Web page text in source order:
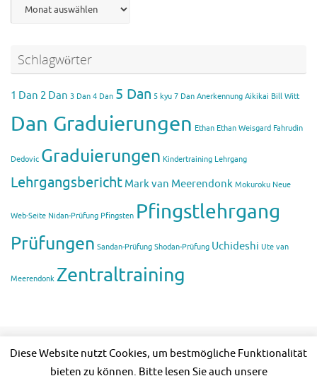
Schlagwörter
1 Dan 2 Dan 3 Dan 4 Dan 5 Dan 5 kyu 7 Dan Anerkennung Aikikai Bill Witt
Dan Graduierungen Ethan Ethan Weisgard Fahrudin
Dedovic Graduierungen Kindertraining Lehrgang
Lehrgangsbericht Mark van Meerendonk Mokuroku Neue
Web-Seite Nidan-Prüfung Pfingsten Pfingstlehrgang
Prüfungen Sandan-Prüfung Shodan-Prüfung Uchideshi Ute van
Meerendonk Zentraltraining
Diese Website nutzt Cookies, um bestmögliche Funktionalität
bieten zu können. Bitte lesen Sie auch unsere